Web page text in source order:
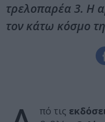
τρελοπαρέα 3. Η
τον κάτω κόσμο
πό τις